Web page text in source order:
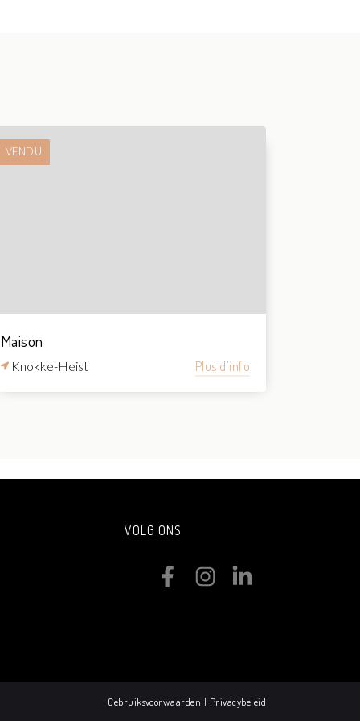
VENDU
Maison
Knokke-Heist Plus d'info
VOLG ONS
Gebruiksvoorwaarden | Privacybeleid